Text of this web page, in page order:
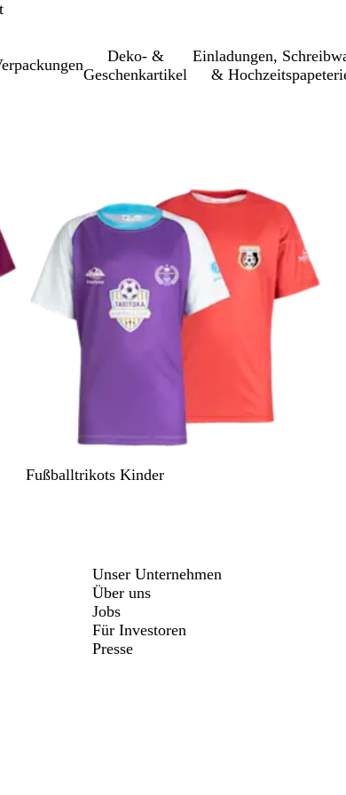
Deko- &
Geschenkartikel
Einl­a­dung­en,
&
S
B
L
B
G
Fußballtrikots Kinder
Unser Unternehmen
Über uns
Jobs
Für Investoren
Presse